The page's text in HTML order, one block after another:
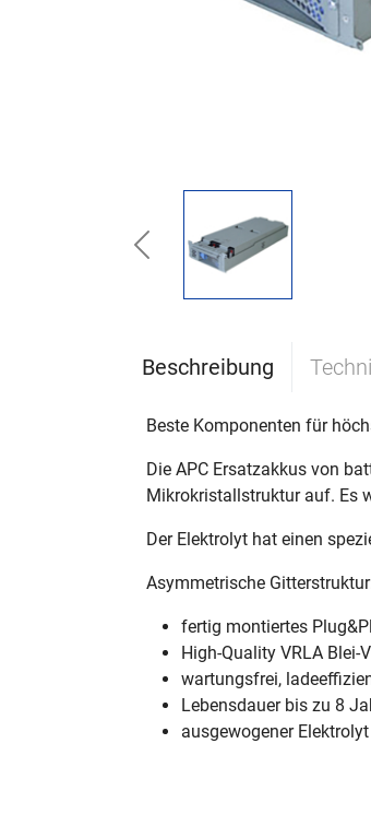
Previous
Beschreibung
Beste Komponenten für
Die APC Ersatzakkus von
Mikrokristallstruktur auf. Es
Der Elektrolyt hat einen
Asymmetrische
fertig montiertes
High-Quality VRLA Blei-
wartungsfrei,
Lebensdauer bis zu 8
ausgewogener Elektrolyt